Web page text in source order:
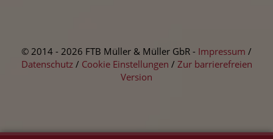
© 2014 - 2026 FTB Müller & Müller GbR - Impressum /
Datenschutz/ Cookie Einstellungen / Zur barrierefreien
Version